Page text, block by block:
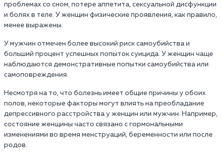
проблемах со сном, потере аппетита, сексуальной дисфункции
и болях в теле. У женщин физические проявления, как правило,
менее выражены.
У мужчин отмечен более высокий риск самоубийства и
больший процент успешных попыток суицида. У женщин чаще
наблюдаются демонстративные попытки самоубийства или
самоповреждения.
Несмотря на то, что болезнь имеет общие причины у обоих
полов, некоторые факторы могут влиять на преобладание
депрессивного расстройства у женщин или мужчин. Например,
состояние женщины часто связано с гормональными
изменениями во время менструаций, беременности или после
родов.